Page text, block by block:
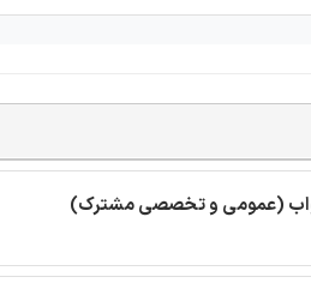
(عمومی و تخصصی مشترک)